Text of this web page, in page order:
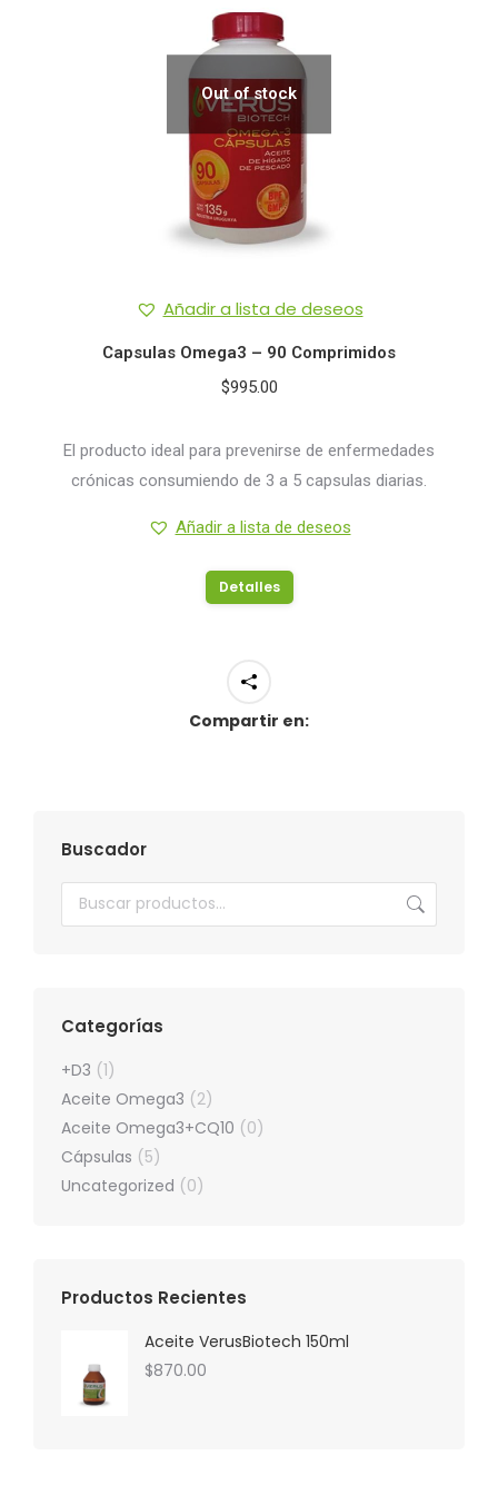
Out of stock
Añadir a lista de deseos
Capsulas Omega3 – 90 Comprimidos
$995.00
El producto ideal para prevenirse de enfermedades
crónicas consumiendo de 3 a 5 capsulas diarias.
Añadir a lista de deseos
Detalles
Compartir en:
Buscador
Categorías
+D3 (1)
Aceite Omega3 (2)
Aceite Omega3+CQ10 (0)
Cápsulas (5)
Uncategorized (0)
Productos Recientes
Aceite VerusBiotech 150ml
$870.00